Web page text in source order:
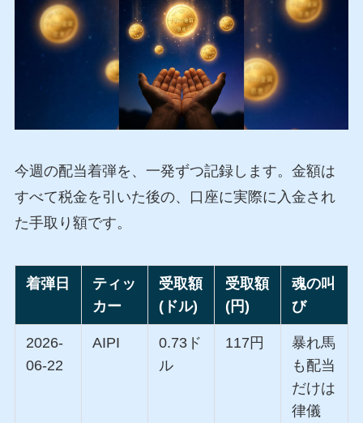
今週の配当着弾を、一発ずつ記録します。金額は
すべて税金を引いた後の、口座に実際に入金され
た手取り額です。
着弾日
ティッ
カー
受取額
(ドル)
受取額
(円)
魂の叫
び
2026-
06-22
AIPI
0.73ド
ル
117円
暴れ馬
も配当
だけは
律儀